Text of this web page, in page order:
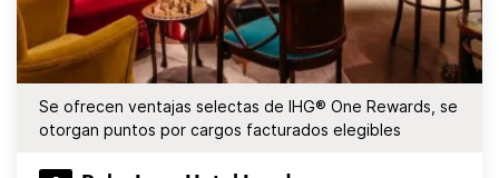
Se ofrecen ventajas selectas de IHG® One Rewards, se
otorgan puntos por cargos facturados elegibles